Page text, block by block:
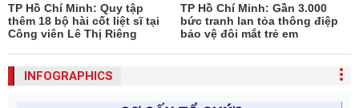
TP Hồ Chí Minh: Quy tập
thêm 18 bộ hài cốt liệt sĩ tại
Công viên Lê Thị Riêng
TP Hồ Chí Minh: Gần 3.000
bức tranh lan tỏa thông điệp
bảo vệ đôi mắt trẻ em
INFOGRAPHICS